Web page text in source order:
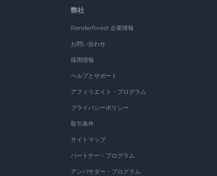
弊社
Renderforest 企業情報
お問い合わせ
採用情報
ヘルプとサポート
アフィリエイト・プログラム
プライバシーポリシー
取引条件
サイトマップ
パートナー・プログラム
アンバサダー・プログラム